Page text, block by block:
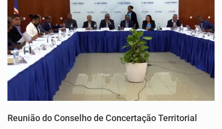
Reunião do Conselho de Concertação Territorial